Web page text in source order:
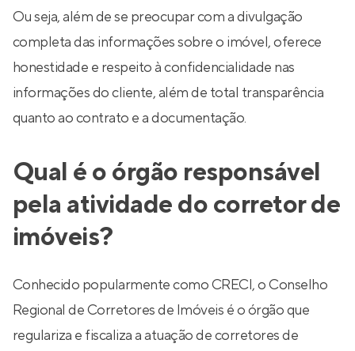
Ou seja, além de se preocupar com a divulgação
completa das informações sobre o imóvel, oferece
honestidade e respeito à confidencialidade nas
informações do cliente, além de total transparência
quanto ao contrato e a documentação.
Qual é o órgão responsável
pela atividade do corretor de
imóveis?
Conhecido popularmente como CRECI, o Conselho
Regional de Corretores de Imóveis é o órgão que
regulariza e fiscaliza a atuação de corretores de